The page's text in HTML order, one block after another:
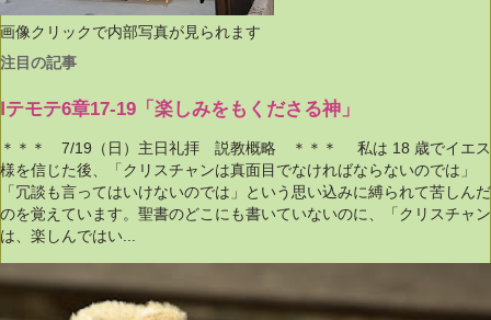
画像クリックで内部写真が見られます
注目の記事
Ⅰテモテ6章17-19「楽しみをもくださる神」
＊＊＊ 7/19（日）主日礼拝 説教概略 ＊＊＊ 私は 18 歳でイエス
様を信じた後、「クリスチャンは真面目でなければならないのでは」
「冗談も言ってはいけないのでは」という思い込みに縛られて苦しんだ
のを覚えています。聖書のどこにも書いていないのに、「クリスチャン
は、楽しんではい...